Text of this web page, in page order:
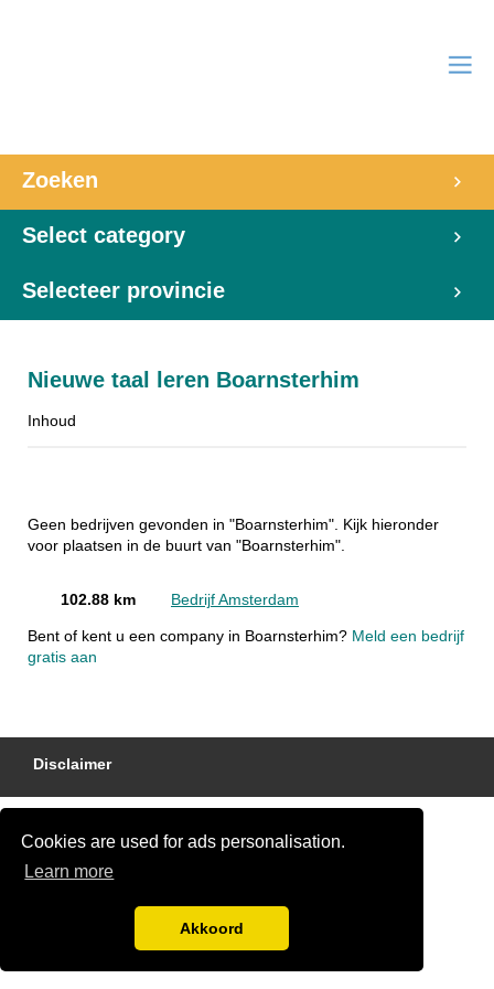
Cookies are used for ads personalisation.
Learn more
Akkoord
Zoeken
Select category
Selecteer provincie
Nieuwe taal leren Boarnsterhim
Inhoud
Geen bedrijven gevonden in "Boarnsterhim". Kijk hieronder
voor plaatsen in de buurt van "Boarnsterhim".
102.88 km Bedrijf Amsterdam
Bent of kent u een company in Boarnsterhim? Meld een bedrijf
gratis aan
Disclaimer